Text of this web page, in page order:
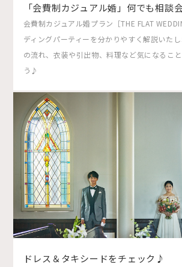
「会費制カジュアル婚」何でも相談
会費制カジュアル婚プラン［THE FLAT
ディングパーティーを分かりやすく解説いた
の流れ、衣装や引出物、料理など気になるこ
う♪
ドレス＆タキシードをチェック♪